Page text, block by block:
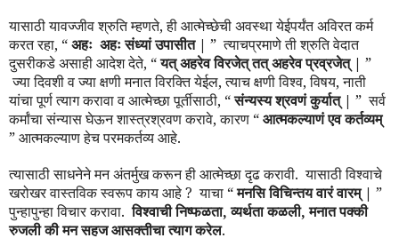
यासाठी यावज्जीव श्रुति म्हणते, ही आत्मेच्छेची अवस्था येईपर्यंत अविरत कर्म
करत रहा, “अहः अहः संध्यां उपासीत | ” त्याचप्रमाणे ती श्रुति वेदात
दुसरीकडे असाही आदेश देते, “यत् अहरेव विरजेत् तत् अहरेव प्रव्रजेत् | ”
ज्या दिवशी व ज्या क्षणी मनात विरक्ति येईल, त्याच क्षणी विश्व, विषय, नाती
यांचा पूर्ण त्याग करावा व आत्मेच्छा पूर्तीसाठी, “संन्यस्यश्रवणंकुर्यात् | ” सर्व
कर्मांचा संन्यास घेऊन शास्त्रश्रवण करावे, कारण “आत्मकल्याणं एव कर्तव्यम्
” आत्मकल्याण हेच परमकर्तव्य आहे.
त्यासाठी साधनेने मन अंतर्मुख करून ही आत्मेच्छा दृढ करावी. यासाठी विश्वाचे
खरोखर वास्तविक स्वरूप काय आहे ? याचा “मनसिविचिन्तयवारंवारम् | ”
पुन्हापुन्हा विचार करावा.विश्वाची निष्फळता, व्यर्थता कळली, मनात पक्की
रुजली की मन सहज आसक्तीचा त्याग करेल.